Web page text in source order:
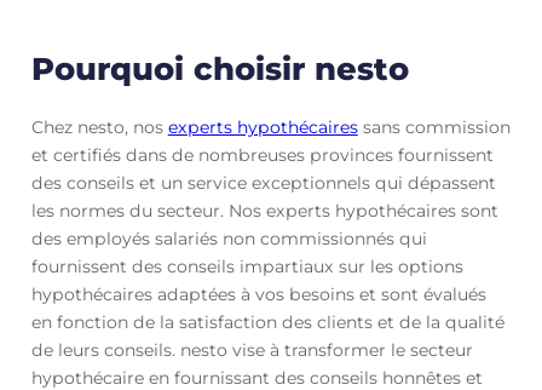
Pourquoi choisir nesto
Chez nesto, nos experts hypothécairessans commission
et certifiés dans de nombreuses provinces fournissent
des conseils et un service exceptionnels qui dépassent
les normes du secteur. Nos experts hypothécaires sont
des employés salariés non commissionnés qui
fournissent des conseils impartiaux sur les options
hypothécaires adaptées à vos besoins et sont évalués
en fonction de la satisfaction des clients et de la qualité
de leurs conseils. nesto vise à transformer le secteur
hypothécaire en fournissant des conseils honnêtes et